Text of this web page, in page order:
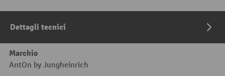
Dettagli tecnici
Marchio
AntOn by Jungheinrich